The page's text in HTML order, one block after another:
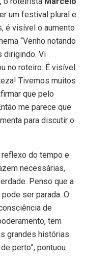
um festival plural e
é visível o aumento
“Venho notando
dirigindo. Vi
no roteiro. É visível
Tivemos muitos
que pelo
me parece que
para discutir o
reflexo do tempo e
necessárias,
Penso que a
ser parada. O
de
tem
grandes histórias
perto”, pontuou.